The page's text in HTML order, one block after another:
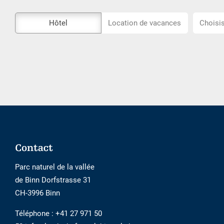
de
Hôtel Location de vacances
Footer
Contact
Parc naturel de la vallée
de Binn Dorfstrasse 31
CH-3996 Binn
Téléphone : +41 27 971 50